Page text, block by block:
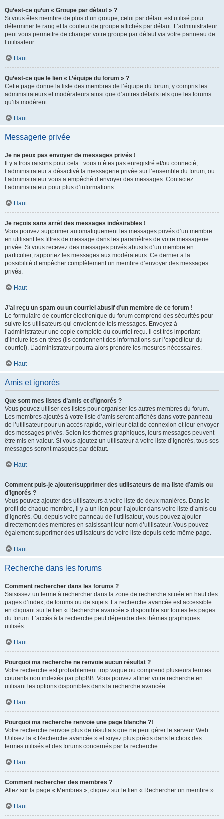
Qu’est-ce qu’un « Groupe par défaut » ?
Si vous êtes membre de plus d’un groupe, celui par défaut est utilisé pour
déterminer le rang et la couleur de groupe affichés par défaut. L’administrateur
peut vous permettre de changer votre groupe par défaut via votre panneau de
l’utilisateur.
Haut
Qu’est-ce que le lien « L’équipe du forum » ?
Cette page donne la liste des membres de l’équipe du forum, y compris les
administrateurs et modérateurs ainsi que d’autres détails tels que les forums
qu’ils modèrent.
Haut
Messagerie privée
Je ne peux pas envoyer de messages privés !
Il y a trois raisons pour cela : vous n’êtes pas enregistré et/ou connecté,
l’administrateur a désactivé la messagerie privée sur l’ensemble du forum, ou
l’administrateur vous a empêché d’envoyer des messages. Contactez
l’administrateur pour plus d’informations.
Haut
Je reçois sans arrêt des messages indésirables !
Vous pouvez supprimer automatiquement les messages privés d’un membre
en utilisant les filtres de message dans les paramètres de votre messagerie
privée. Si vous recevez des messages privés abusifs d’un membre en
particulier, rapportez les messages aux modérateurs. Ce dernier a la
possibilité d’empêcher complètement un membre d’envoyer des messages
privés.
Haut
J’ai reçu un spam ou un courriel abusif d’un membre de ce forum !
Le formulaire de courrier électronique du forum comprend des sécurités pour
suivre les utilisateurs qui envoient de tels messages. Envoyez à
l’administrateur une copie complète du courriel reçu. Il est très important
d’inclure les en-têtes (ils contiennent des informations sur l’expéditeur du
courriel). L’administrateur pourra alors prendre les mesures nécessaires.
Haut
Amis et ignorés
Que sont mes listes d’amis et d’ignorés ?
Vous pouvez utiliser ces listes pour organiser les autres membres du forum.
Les membres ajoutés à votre liste d’amis seront affichés dans votre panneau
de l’utilisateur pour un accès rapide, voir leur état de connexion et leur envoyer
des messages privés. Selon les thèmes graphiques, leurs messages peuvent
être mis en valeur. Si vous ajoutez un utilisateur à votre liste d’ignorés, tous ses
messages seront masqués par défaut.
Haut
Comment puis-je ajouter/supprimer des utilisateurs de ma liste d’amis ou
d’ignorés ?
Vous pouvez ajouter des utilisateurs à votre liste de deux manières. Dans le
profil de chaque membre, il y a un lien pour l’ajouter dans votre liste d’amis ou
d’ignorés. Ou, depuis votre panneau de l’utilisateur, vous pouvez ajouter
directement des membres en saisissant leur nom d’utilisateur. Vous pouvez
également supprimer des utilisateurs de votre liste depuis cette même page.
Haut
Recherche dans les forums
Comment rechercher dans les forums ?
Saisissez un terme à rechercher dans la zone de recherche située en haut des
pages d’index, de forums ou de sujets. La recherche avancée est accessible
en cliquant sur le lien « Recherche avancée » disponible sur toutes les pages
du forum. L’accès à la recherche peut dépendre des thèmes graphiques
utilisés.
Haut
Pourquoi ma recherche ne renvoie aucun résultat ?
Votre recherche est probablement trop vague ou comprend plusieurs termes
courants non indexés par phpBB. Vous pouvez affiner votre recherche en
utilisant les options disponibles dans la recherche avancée.
Haut
Pourquoi ma recherche renvoie une page blanche ?!
Votre recherche renvoie plus de résultats que ne peut gérer le serveur Web.
Utilisez la « Recherche avancée » et soyez plus précis dans le choix des
termes utilisés et des forums concernés par la recherche.
Haut
Comment rechercher des membres ?
Allez sur la page « Membres », cliquez sur le lien « Rechercher un membre ».
Haut